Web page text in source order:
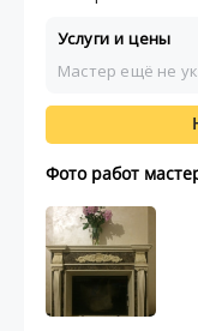
Услуги и цены
Мастер ещё не
Фото работ